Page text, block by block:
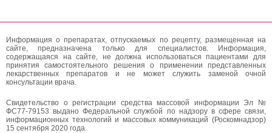
Информация о препаратах, отпускаемых по рецепту, размещенная на
сайте, предназначена только для специалистов. Информация,
содержащаяся на сайте, не должна использоваться пациентами для
принятия самостоятельного решения о применении представленных
лекарственных препаратов и не может служить заменой очной
консультации врача.
Свидетельство о регистрации средства массовой информации Эл №
ФС77-79153 выдано Федеральной службой по надзору в сфере связи,
информационных технологий и массовых коммуникаций (Роскомнадзор)
15 сентября 2020 года.